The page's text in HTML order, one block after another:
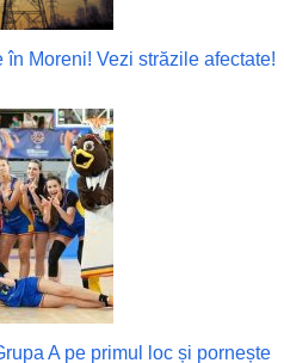
Moreni! Vezi străzile afectate!
A pe primul loc și pornește